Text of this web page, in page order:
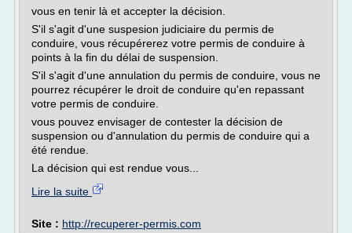
vous en tenir là et accepter la décision.
S'il s'agit d'une suspesion judiciaire du permis de
conduire, vous récupérerez votre permis de conduire à
points à la fin du délai de suspension.
S'il s'agit d'une annulation du permis de conduire, vous ne
pourrez récupérer le droit de conduire qu'en repassant
votre permis de conduire.
vous pouvez envisager de contester la décision de
suspension ou d'annulation du permis de conduire qui a
été rendue.
La décision qui est rendue vous...
Lire la suite
Site : http://recuperer-permis.com